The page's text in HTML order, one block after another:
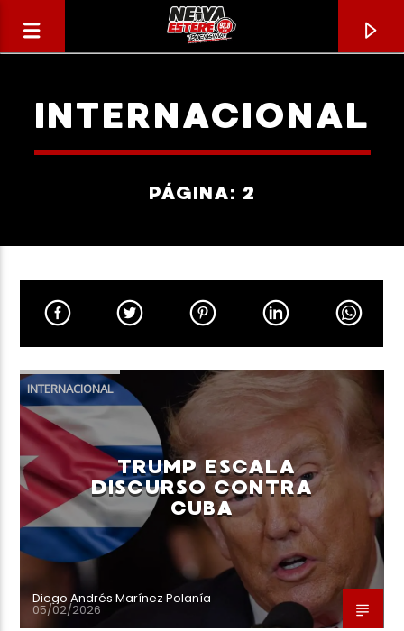
TÍTULO
ARTISTA
Neiva Estereo
INTERNACIONAL
PÁGINA: 2
INTERNACIONAL
TRUMP ESCALA
DISCURSO CONTRA
CUBA
Diego Andrés Marínez Polanía
05/02/2026